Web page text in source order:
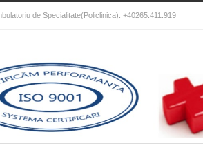
de Specialitate(Policlinica): +40265.411.919